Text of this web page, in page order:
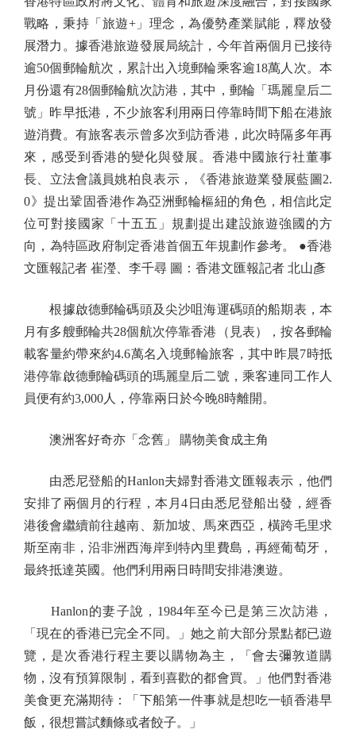
戰略，秉持「旅遊+」理念，為優勢產業賦能，釋放發
展潛力。據香港旅遊發展局統計，今年首兩個月已接待
逾50個郵輪航次，累計出入境郵輪乘客逾18萬人次。本
月份還有28個郵輪航次訪港，其中，郵輪「瑪麗皇后二
號」昨早抵港，不少旅客利用兩日停靠時間下船在港旅
遊消費。有旅客表示曾多次到訪香港，此次時隔多年再
來，感受到香港的變化與發展。香港中國旅行社董事
長、立法會議員姚柏良表示，《香港旅遊業發展藍圖2.
0》提出鞏固香港作為亞洲郵輪樞紐的角色，相信此定
位可對接國家「十五五」規劃提出建設旅遊強國的方
向，為特區政府制定香港首個五年規劃作參考。 ●香港
文匯報記者 崔瀅、李千尋 圖：香港文匯報記者 北山彥
根據啟德郵輪碼頭及尖沙咀海運碼頭的船期表，本
月有多艘郵輪共28個航次停靠香港（見表），按各郵輪
載客量約帶來約4.6萬名入境郵輪旅客，其中昨晨7時抵
港停靠啟德郵輪碼頭的瑪麗皇后二號，乘客連同工作人
員便有約3,000人，停靠兩日於今晚8時離開。
澳洲客好奇亦「念舊」 購物美食成主角
由悉尼登船的Hanlon夫婦對香港文匯報表示，他們
安排了兩個月的行程，本月4日由悉尼登船出發，經香
港後會繼續前往越南、新加坡、馬來西亞，橫跨毛里求
斯至南非，沿非洲西海岸到特內里費島，再經葡萄牙，
最終抵達英國。他們利用兩日時間安排港澳遊。
Hanlon的妻子說，1984年至今已是第三次訪港，
「現在的香港已完全不同。」她之前大部分景點都已遊
覽，是次香港行程主要以購物為主，「會去彌敦道購
物，沒有預算限制，看到喜歡的都會買。」他們對香港
美食更充滿期待：「下船第一件事就是想吃一頓香港早
飯，很想嘗試麵條或者餃子。」